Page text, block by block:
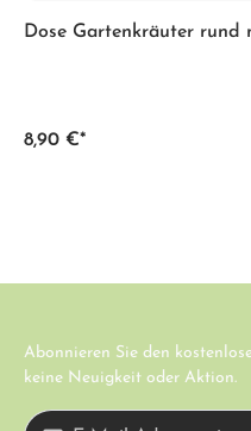
Dose Gartenkräuter rund
8,90 €*
Abonnieren Sie den
keine Neuigkeit oder Aktion.
E-Mail-Adresse*